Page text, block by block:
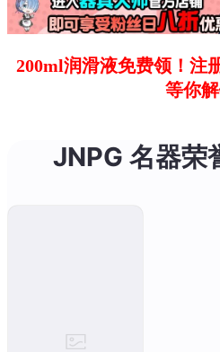
200ml润滑液免费领！注
等你
JNPG 名器荣